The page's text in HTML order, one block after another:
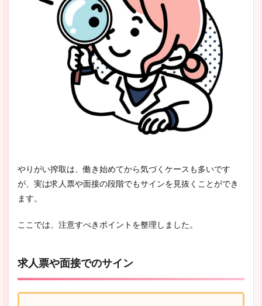
やりがい搾取は、働き始めてから気づくケースも多いです
が、実は求人票や面接の段階でもサインを見抜くことができ
ます。
ここでは、注意すべきポイントを整理しました。
求人票や面接でのサイン